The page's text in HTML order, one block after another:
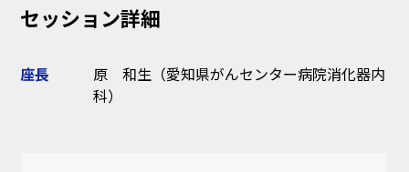
セッション詳細
座長
原 和生（愛知県がんセンター病院消化器内
科）